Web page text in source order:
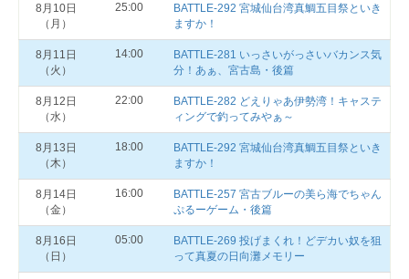
8月10日
（月）
25:00
BATTLE-292 宮城仙台湾真鯛五目祭といき
ますか！
8月11日
（火）
14:00
BATTLE-281 いっさいがっさいバカンス気
分！あぁ、宮古島・後篇
8月12日
（水）
22:00
BATTLE-282 どえりゃあ伊勢湾！キャステ
ィングで釣ってみやぁ～
8月13日
（木）
18:00
BATTLE-292 宮城仙台湾真鯛五目祭といき
ますか！
8月14日
（金）
16:00
BATTLE-257 宮古ブルーの美ら海でちゃん
ぷるーゲーム・後篇
8月16日
（日）
05:00
BATTLE-269 投げまくれ！どデカい奴を狙
って真夏の日向灘メモリー